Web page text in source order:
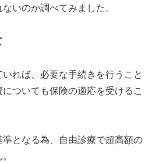
いのか調べてみました。
れば、必要な手続きを行うこと
ついても保険の適応を受けるこ
となる為、自由診療で超高額の